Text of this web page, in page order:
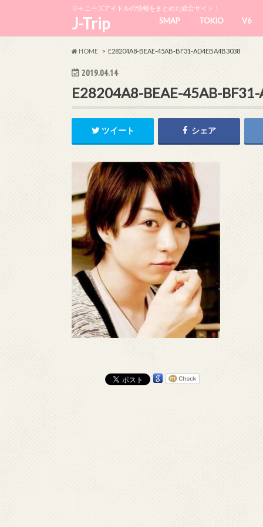
ジャニーズアイドルの情報をまとめた総合サイト！
J-Trip SMAP TOKIO V6
HOME E28204A8-BEAE-45AB-BF31-AD4EBA4B3038
2019.04.14
E28204A8-BEAE-45AB-
ツイート シェア